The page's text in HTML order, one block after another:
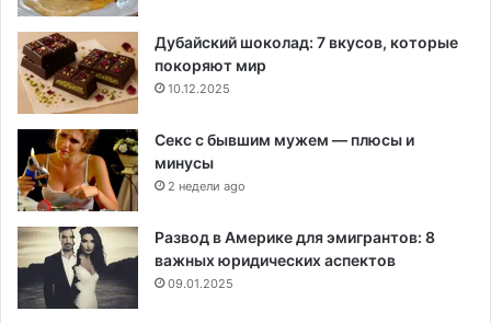
Дубайский шоколад: 7 вкусов, которые
покоряют мир
10.12.2025
Секс с бывшим мужем — плюсы и
минусы
2 недели ago
Развод в Америке для эмигрантов: 8
важных юридических аспектов
09.01.2025